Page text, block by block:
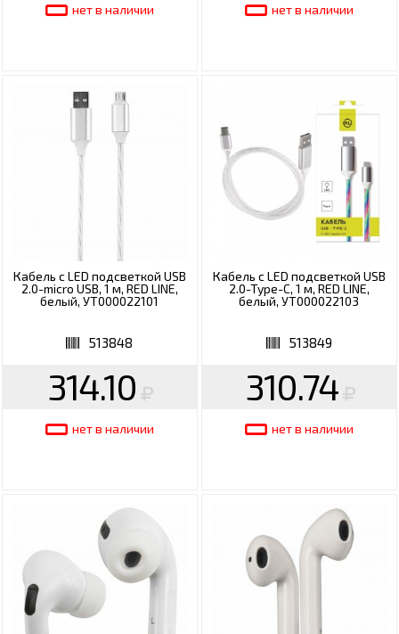
нет в наличии нет в наличии
Кабель с LED подсветкой USB
2.0-micro USB, 1 м, RED LINE,
белый, УТ000022101
513848
314.10
нет в наличии
Кабель с LED подсветкой USB
2.0-Type-C, 1 м, RED LINE,
белый, УТ000022103
513849
310.74
нет в наличии